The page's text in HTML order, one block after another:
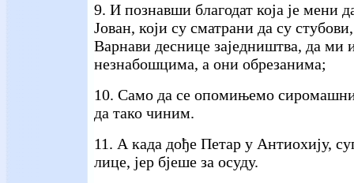
9. И познавши благодат која је мени
Јован, који су сматрани да су
Варнави деснице заједништва, да ми
незнабошцима, а они обрезанима;
10. Само да се опомињемо
да тако чиним.
11. А када дође Петар у Антиохију,
лице, јер бјеше за осуду.